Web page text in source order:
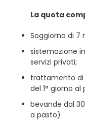
La quota
Soggiorno di 7
sistemazione
servizi privati;
trattamento di
del 1° giorno
bevande dal
a pasto)